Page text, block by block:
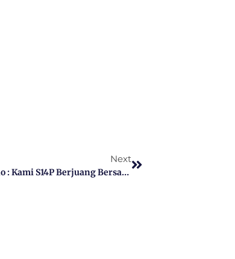
Next
Maju Sebagai Caleg DPRD Sumenep Dapil 1, H. Nono : Kami S14P Berjuang Bersama Rakyat